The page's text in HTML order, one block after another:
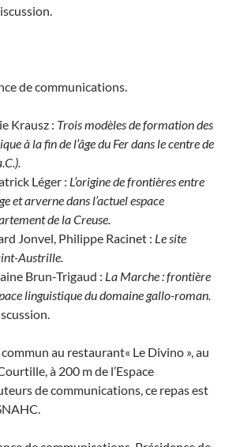
de communications.
Krausz : Trois modèles de formation des
à la fin de l’âge du Fer dans le centre de
Léger : L’origine de frontières entre
et arverne dans l’actuel espace
de la Creuse.
Jonvel, Philippe Racinet : Le site
Austrille.
Brun-Trigaud : La Marche : frontière
linguistique du domaine gallo-roman.
au restaurant« Le Divino », au
à 200 m de l’Espace
de communications, ce repas est